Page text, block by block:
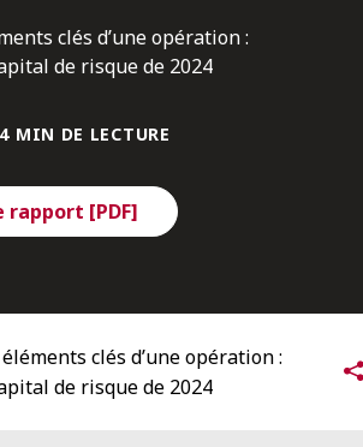
clés d’une opération :
de risque de 2024
MIN DE LECTURE
rapport [PDF]
clés d’une opération :
de risque de 2024